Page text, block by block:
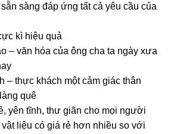
sàng đáp ứng tất cả yêu cầu của
kì hiệu quả
– văn hóa của ông cha ta ngày xưa
– thực khách một cảm giác thân
quê
yên tĩnh, thư giãn cho mọi người
vật liệu có giá rẻ hơn nhiều so với